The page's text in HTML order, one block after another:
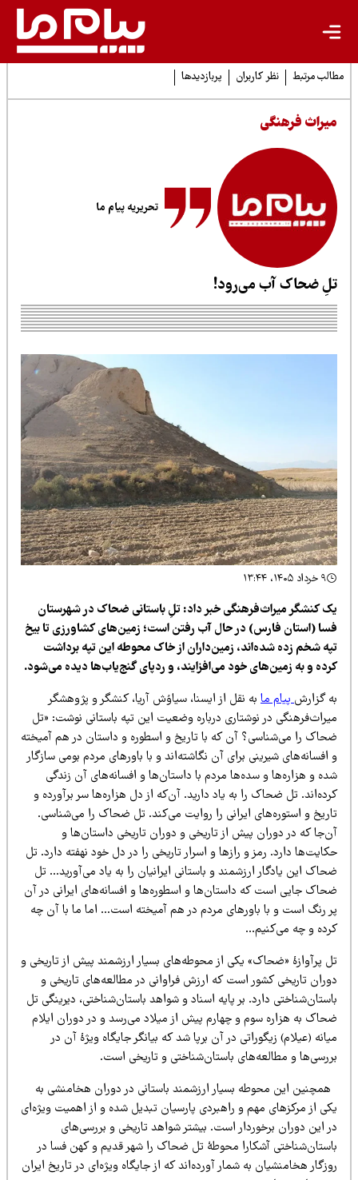
مرتبط نظر کاربران پربازدیدها
فرهنگی
تحریریه پیام ما
ضحاک آب می‌رود!
کنشگر میراث‌فرهنگی خبر داد: تلِ باستانی ضحاک در شهرستان
(استان فارس) در حال آب رفتن است؛ زمین‌های کشاورزی تا بیخ
شخم زده شده‌اند، زمین‌داران از خاک محوطه این تپه برداشت
و به زمین‌های خود می‌افزایند، و ردپای گنج‌یاب‌ها دیده می‌شود.
گزارشپیام مابه نقل از ایسنا، سیاوُش آریا، کنشگر و پژوهشگر
در نوشتاری درباره وضعیت این تپه باستانی نوشت: «تل
را می‌شناسی؟ آن که با تاریخ و اسطوره و داستان در هم آمیخته
شیرینی برای آن نگاشته‌اند و با باورهای مردم بومی سازگار
و هزاره‌ها و سده‌ها مردم با داستان‌ها و افسانه‌های آن زندگی
تل ضحاک را به یاد دارید. آن‌که از دل هزاره‌ها سر برآورده و
و استوره‌های ایرانی را روایت می‌کند. تل ضحاک را می‌شناسی.
که در دوران پیش از تاریخی و دوران تاریخی داستان‌ها و
دارد. رمز و رازها و اسرار تاریخی را در دل خود نهفته دارد. تل
این یادگار ارزشمند و باستانی ایرانیان را به یاد می‌آورید… تل
جایی است که داستان‌ها و اسطوره‌ها و افسانه‌های ایرانی در آن
رنگ است و با باورهای مردم در هم آمیخته است… اما ما با آن چه
و چه می‌کنیم…
پرآوازۀ «ضحاک» یکی از محوطه‌های بسیار ارزشمند پیش از تاریخی و
تاریخی کشور است که ارزش فراوانی در مطالعه‌های تاریخی و
دارد. بر پایه اسناد و شواهد باستان‌شناختی، دیرینگی تل
به هزاره سوم و چهارم پیش از میلاد می‌رسد و در دوران ایلام
(عیلام) زیگوراتی در آن برپا شد که بیانگر جایگاه ویژۀ آن در
و مطالعه‌های باستان‌شناختی و تاریخی است.
این محوطه بسیار ارزشمند باستانی در دوران هخامنشی به
از مرکزهای مهم و راهبردی پارسیان تبدیل شده و از اهمیت ویژه‌ای
این دوران برخوردار است. بیشتر شواهد تاریخی و بررسی‌های
آشکارا محوطۀ تل ضحاک را شهر قدیم و کهن فسا در
هخامنشیان به شمار آورده‌اند که از جایگاه ویژه‌ای در تاریخ ایران